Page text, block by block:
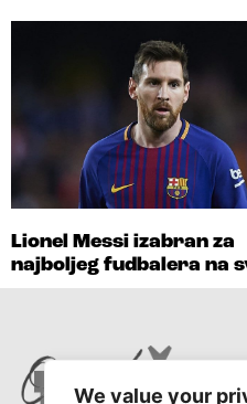
We value your
Lionel Messi izabran za
najboljeg fudbalera na